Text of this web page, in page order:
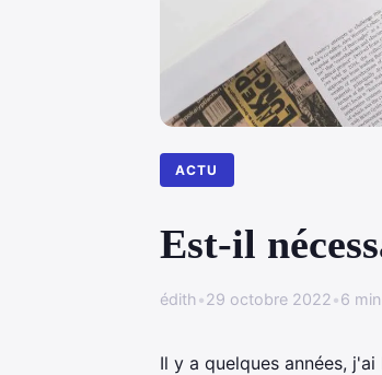
ACTU
Est-il
édith•29 octobre 2022•6
Il y a quelques années,